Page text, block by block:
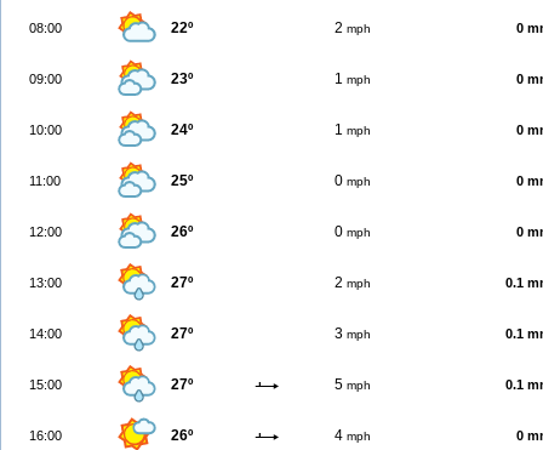
08:00 22º 2 mph 0
09:00 23º 1 mph 0
10:00 24º 1 mph 0
11:00 25º 0 mph 0
12:00 26º 0 mph 0
13:00 27º 2 mph 0.1
14:00 27º 3 mph 0.1
15:00 27º 5 mph 0.1
16:00 26º 4 mph 0